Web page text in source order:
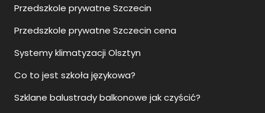
Przedszkole prywatne Szczecin
Przedszkole prywatne Szczecin cena
Systemy klimatyzacji Olsztyn
Co to jest szkoła językowa?
Szklane balustrady balkonowe jak czyścić?